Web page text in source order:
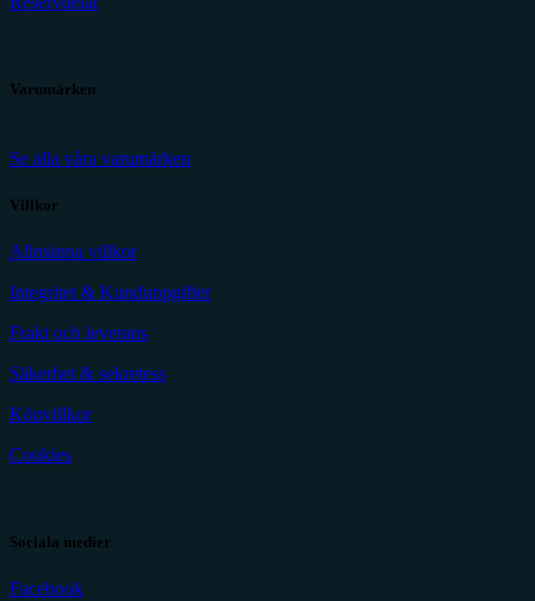
Varumärken
Se alla våra varumärken
Villkor
Allmänna villkor
Integritet & Kunduppgifter
Frakt och leverans
Säkerhet & sekretess
Köpvillkor
Cookies
Sociala medier
Facebook